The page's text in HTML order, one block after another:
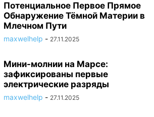
Потенциальное Первое Прямое
Обнаружение Тёмной Материи в
Млечном Пути
maxwelhelp - 27.11.2025
Мини-молнии на Марсе:
зафиксированы первые
электрические разряды
maxwelhelp - 27.11.2025